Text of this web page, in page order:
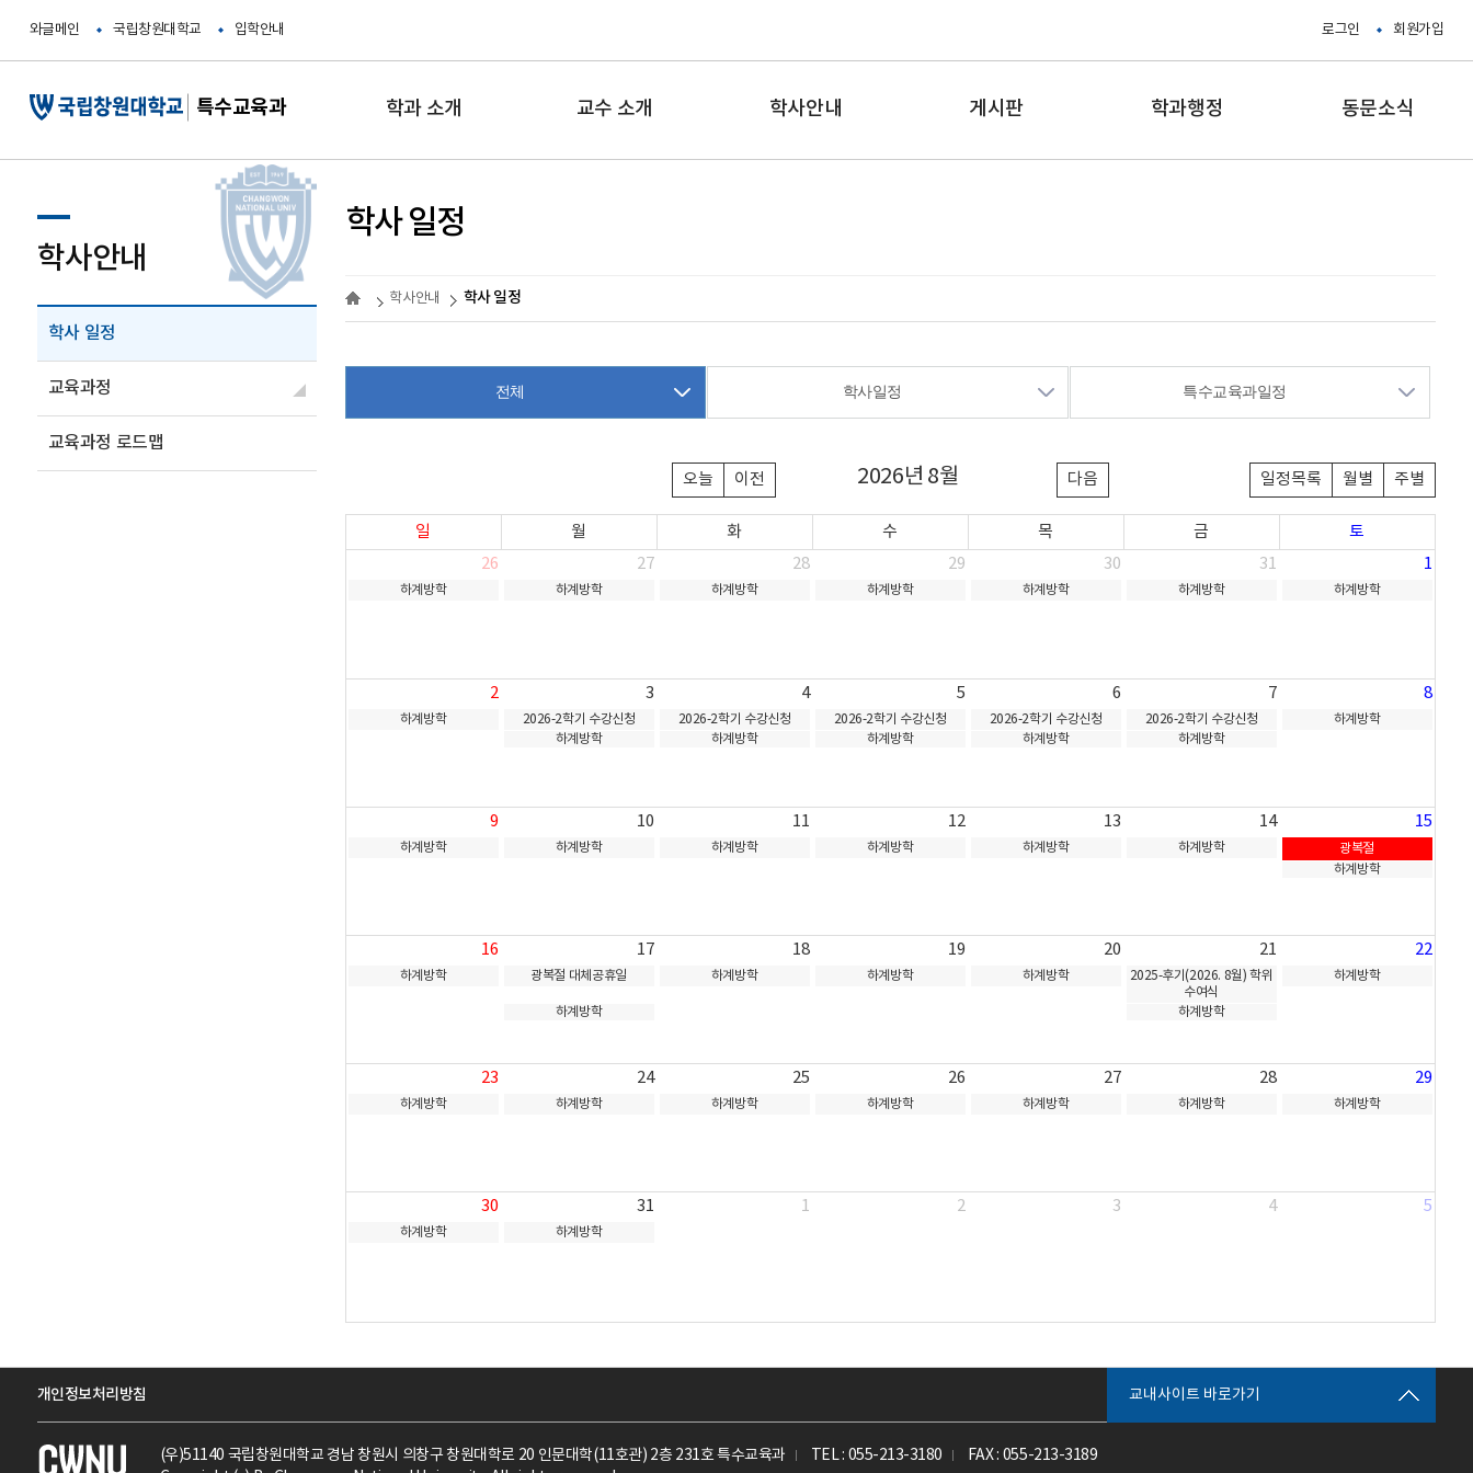
와글메인 국립창원대학교 입학안내 로그인 회원가입
특수교육과 학과 소개 교수 소개 학사안내 게시판 학과행정 동문소식
학사안내
학사 일정
교육과정
교육과정 로드맵
학사 일정
학사안내 학사 일정
전체 학사일정 특수교육과일정
오늘 이전 다음 일정목록 월별 주별
2026년 8월
일 월 화 수 목 금
토
26
27 28 29 30 31 1
하계방학 하계방학 하계방학 하계방학 하계방학 하계방학 하계방학
2 3 4 5 6 7 8
하계방학 2026-2학기 수강신청 2026-2학기 수강신청 2026-2학기 수강신청 2026-2학기 수강신청 2026-2학기 수강신청
하계방학
하계방학
하계방학 하계방학 하계방학 하계방학
9 10 11 12 13 14 15
하계방학 하계방학 하계방학 하계방학 하계방학 하계방학
광복절
하계방학
16 17 18 19 20 21 22
하계방학 광복절 대체공휴일 하계방학 하계방학 하계방학
2025-후기(2026. 8월) 학위
수여식
하계방학
하계방학 하계방학
23 24 25 26 27 28 29
하계방학 하계방학 하계방학 하계방학 하계방학 하계방학 하계방학
30 31 1 2 3 4 5
하계방학 하계방학
개인정보처리방침 교내사이트 바로가기
(우)51140 국립창원대학교 경남 창원시 의창구 창원대학로 20 인문대학(11호관) 2층 231호 특수교육과 TEL : 055-213-3180
FAX : 055-213-3189